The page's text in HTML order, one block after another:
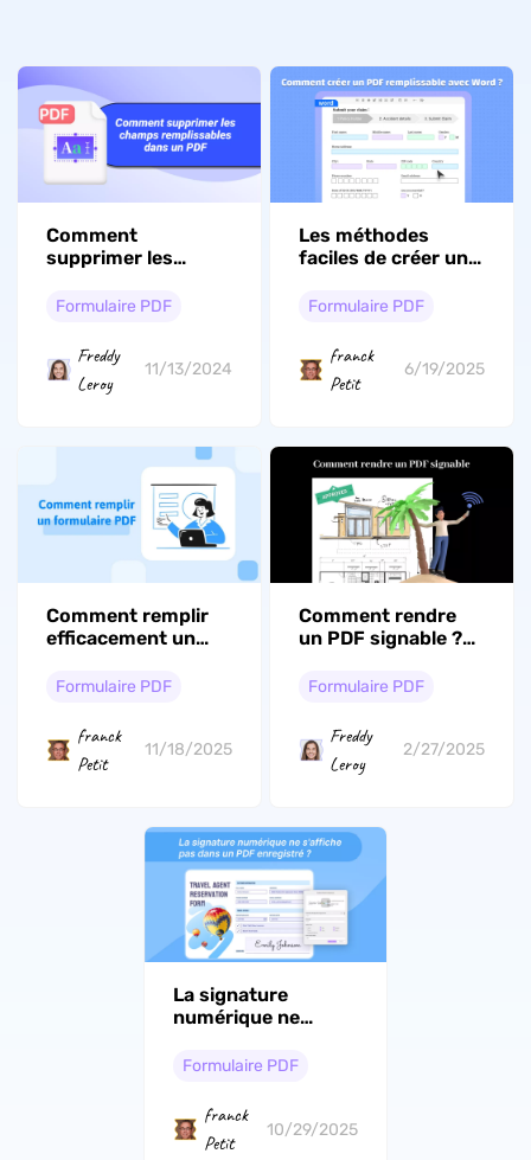
Comment
supprimer les
remplissables dans
méthodes
éprouvées
Formulaire PDF
Freddy
Leroy
11/13/2024
Les méthodes
faciles de créer un
avec Word
Formulaire PDF
franck
Petit
6/19/2025
Comment remplir
efficacement un
Formulaire PDF
franck
Petit
11/18/2025
Comment rendre
un PDF signable ?
guide)
Formulaire PDF
Freddy
Leroy
2/27/2025
La signature
numérique ne
un PDF enregistré ?
Formulaire PDF
franck
Petit
10/29/2025